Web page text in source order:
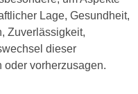
Lage, Gesundheit,
Zuverlässigkeit,
dieser
oder vorherzusagen.